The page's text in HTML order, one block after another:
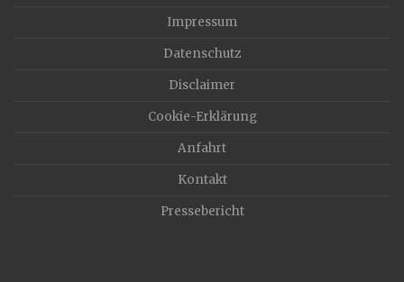
Impressum
Datenschutz
Disclaimer
Cookie-Erklärung
Anfahrt
Kontakt
Pressebericht